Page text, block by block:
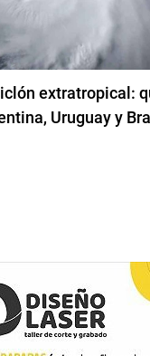
extratropical:
Uruguay y